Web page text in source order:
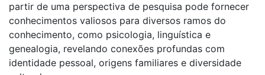
partir de uma perspectiva de pesquisa pode fornecer
conhecimentos valiosos para diversos ramos do
conhecimento, como psicologia, linguística e
genealogia, revelando conexões profundas com
identidade pessoal, origens familiares e diversidade